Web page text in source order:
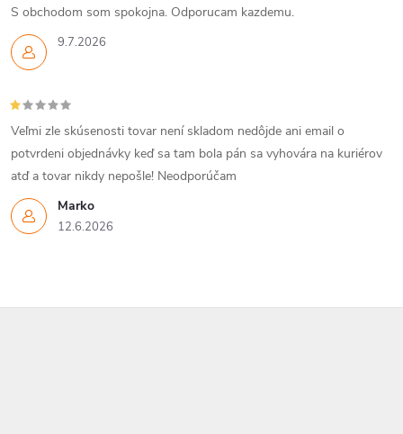
9.7.2026
S obchodom som spokojna. Odporucam kazdemu.
Marko
12.6.2026
Veľmi zle skúsenosti tovar není skladom nedôjde ani email o
potvrdeni objednávky keď sa tam bola pán sa vyhovára na kuriérov
atď a tovar nikdy nepošle! Neodporúčam